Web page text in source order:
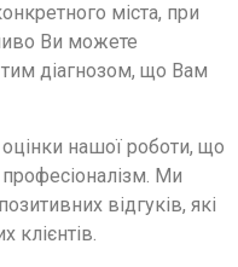
міста, при
Ви можете
діагнозом, що Вам
нашої роботи, що
професіоналізм. Ми
відгуків, які